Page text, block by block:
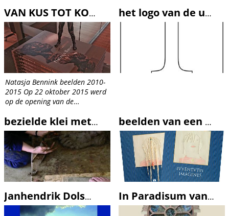
Colour december 2020
VAN KUS TOT KONING
Natasja Bennink beelden 2010-
2015 Op 22 oktober 2015 werd
op de opening van de
que l’amour’ in Galerie van
Campen & Rochtus te Antwerpen
de nieuwste uitgave over
Natasja...
het logo van de uitgeverij
bezielde klei met poëzie van Maria van Daalen beelden van een jeugd
Janhendrik Dolsma, waddenschilder In Paradisum van Gerard Stout